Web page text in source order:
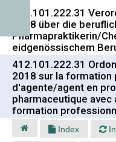
412.101.222.31
2018 über die
Pharmapraktikerin/
eidgenössischem
412.101.222.31
2018 sur la
d'agente/agent en
pharmaceutique
formation
Index